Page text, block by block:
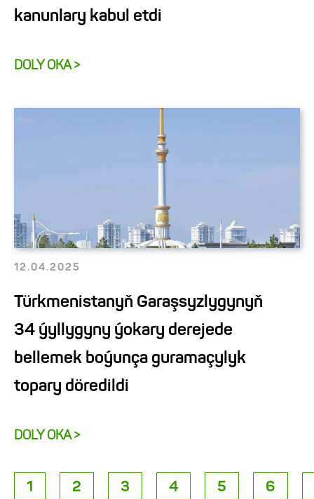
kanunlary kabul etdi
DOLY OKA >
12.04.2025
Türkmenistanyň Garaşsyzlygynyň
34 ýyllygyny ýokary derejede
bellemek boýunça guramaçylyk
topary döredildi
DOLY OKA >
1 2 3 4 5 6